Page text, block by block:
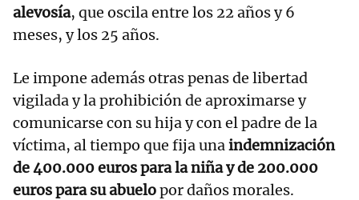
alevosía, que oscila entre los 22 años y 6
meses, y los 25 años.
Le impone además otras penas de libertad
vigilada y la prohibición de aproximarse y
comunicarse con su hija y con el padre de la
víctima, al tiempo que fija unaindemnización
de 400.000 euros para la niña y de 200.000
euros para su abuelopor daños morales.